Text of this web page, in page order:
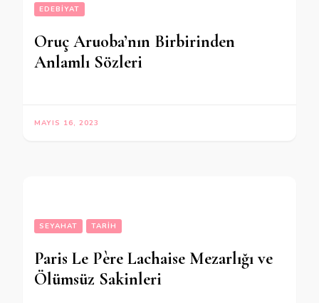
EDEBIYAT
Oruç Aruoba’nın Birbirinden
Anlamlı Sözleri
MAYIS 16, 2023
SEYAHAT TARIH
Paris Le Père Lachaise Mezarlığı ve
Ölümsüz Sakinleri